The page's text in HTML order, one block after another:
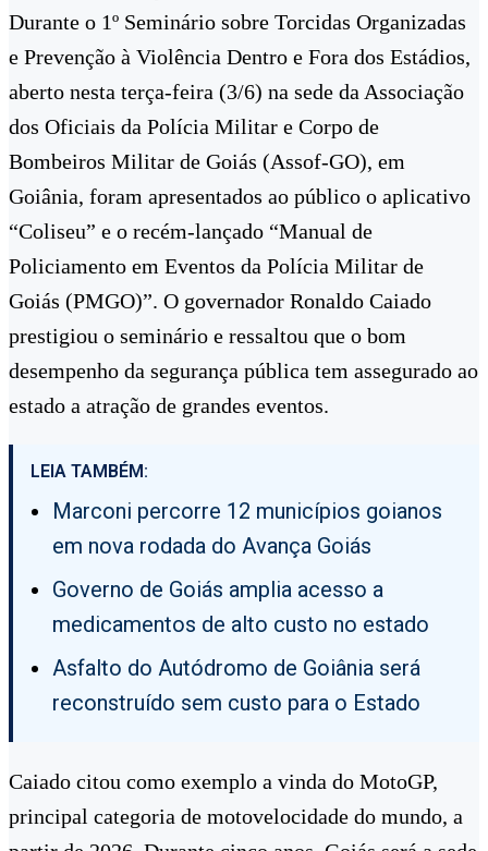
Durante o 1º Seminário sobre Torcidas Organizadas
e Prevenção à Violência Dentro e Fora dos Estádios,
aberto nesta terça-feira (3/6) na sede da Associação
dos Oficiais da Polícia Militar e Corpo de
Bombeiros Militar de Goiás (Assof-GO), em
Goiânia, foram apresentados ao público o aplicativo
“Coliseu” e o recém-lançado “Manual de
Policiamento em Eventos da Polícia Militar de
Goiás (PMGO)”. O governador Ronaldo Caiado
prestigiou o seminário e ressaltou que o bom
desempenho da segurança pública tem assegurado ao
estado a atração de grandes eventos.
LEIA TAMBÉM:
Marconi percorre 12 municípios goianos
em nova rodada do Avança Goiás
Governo de Goiás amplia acesso a
medicamentos de alto custo no estado
Asfalto do Autódromo de Goiânia será
reconstruído sem custo para o Estado
Caiado citou como exemplo a vinda do MotoGP,
principal categoria de motovelocidade do mundo, a